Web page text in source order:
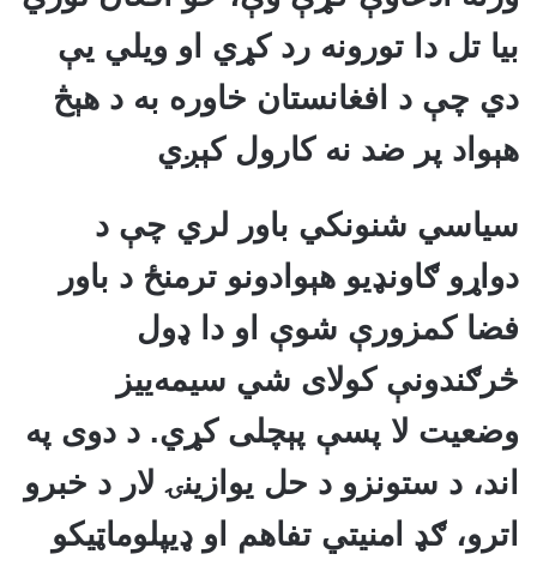
بیا تل دا تورونه رد کړي او ویلي یې
دي چې د افغانستان خاوره به د هېڅ
هېواد پر ضد نه کارول کېږي
سیاسي شنونکي باور لري چې د
دواړو ګاونډیو هېوادونو ترمنځ د باور
فضا کمزورې شوې او دا ډول
څرګندونې کولای شي سیمه‌ییز
وضعیت لا پسې پېچلی کړي. د دوی په
اند، د ستونزو د حل یوازینۍ لار د خبرو
اترو، ګډ امنیتي تفاهم او ډیپلوماټیکو